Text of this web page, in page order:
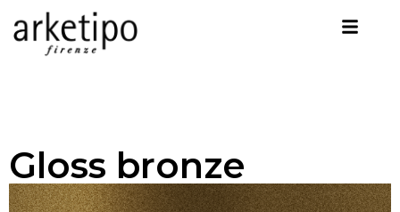
Gloss bronze